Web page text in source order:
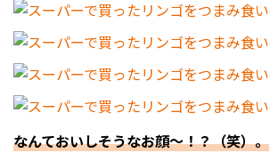
なんておいしそうなお顔～！？（笑）。